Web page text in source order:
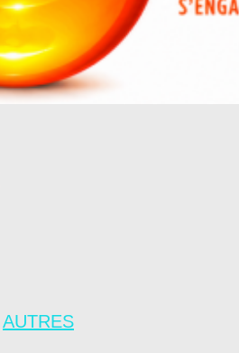
AUTRES